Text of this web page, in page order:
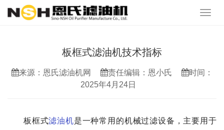
板框式滤油机技术指标
来源：恩氏滤油机网 责任编辑：恩小氏
时间：
2025年4月24日
板框式滤油机是一种常用的机械过滤设备，主要用于